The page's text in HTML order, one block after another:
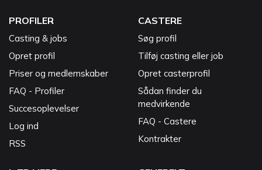
PROFILER
Casting & jobs
Opret profil
Priser og medlemskaber
FAQ - Profiler
Succesoplevelser
Log ind
RSS
CASTERE
Søg profil
Tilføj casting eller job
Opret casterprofil
Sådan finder du
medvirkende
FAQ - Castere
Kontrakter